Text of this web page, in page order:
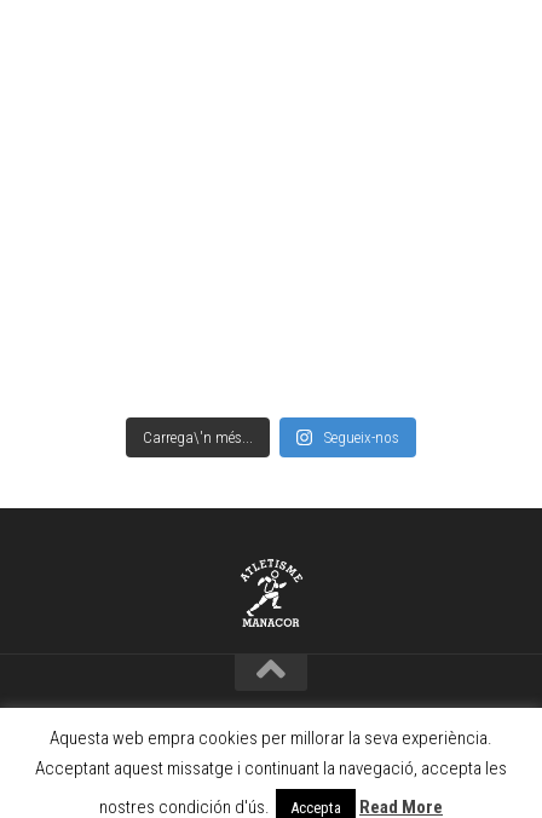
Carrega\'n més... Segueix-nos
Copyright © Club Atletisme Manacor – 2021 · www.camanacor.com
Powered by
WordPress
Aquesta web empra cookies per millorar la seva experiència.
Acceptant aquest missatge i continuant la navegació, accepta les
nostres condición d'ús.
Accepta Read More